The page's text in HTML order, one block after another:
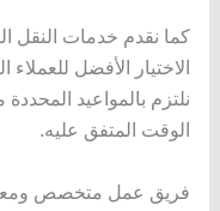
كما نقدم خدمات النقل
الاختيار الأفضل
نلتزم بالمواعيد
الوقت المتفق عليه.
فريق عمل متخصص